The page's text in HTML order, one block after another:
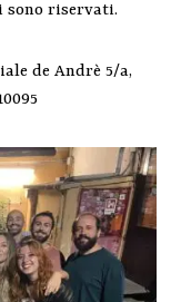
riservati.
de Andrè 5/a,